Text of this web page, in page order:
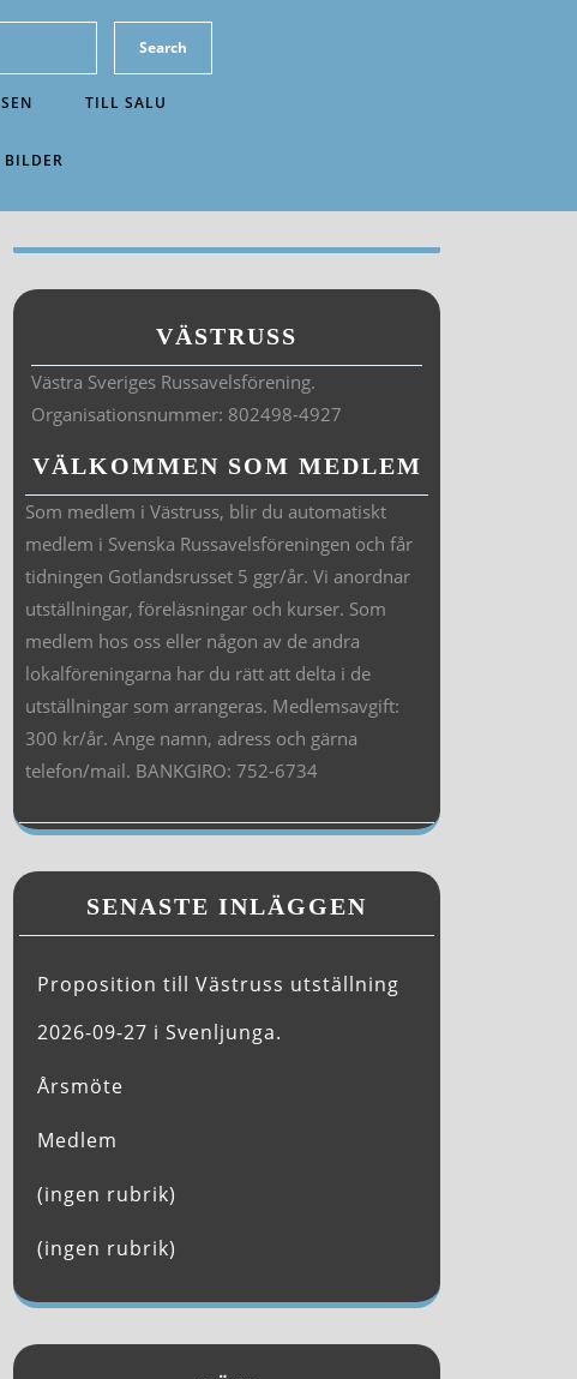
TILL SALU
BILDER
VÄSTRUSS
Västra Sveriges Russavelsförening.
Organisationsnummer: 802498-4927
VÄLKOMMEN SOM MEDLEM
Som medlem i Västruss, blir du automatiskt
medlem i Svenska Russavelsföreningen och får
tidningen Gotlandsrusset 5 ggr/år. Vi anordnar
utställningar, föreläsningar och kurser. Som
medlem hos oss eller någon av de andra
lokalföreningarna har du rätt att delta i de
utställningar som arrangeras. Medlemsavgift:
300 kr/år. Ange namn, adress och gärna
telefon/mail. BANKGIRO: 752-6734
SENASTE INLÄGGEN
Proposition till Västruss utställning
2026-09-27 i Svenljunga.
Årsmöte
Medlem
(ingen rubrik)
(ingen rubrik)